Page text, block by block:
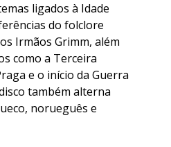
ligados à Idade
do folclore
Irmãos Grimm, além
como a Terceira
e o início da Guerra
também alterna
norueguês e